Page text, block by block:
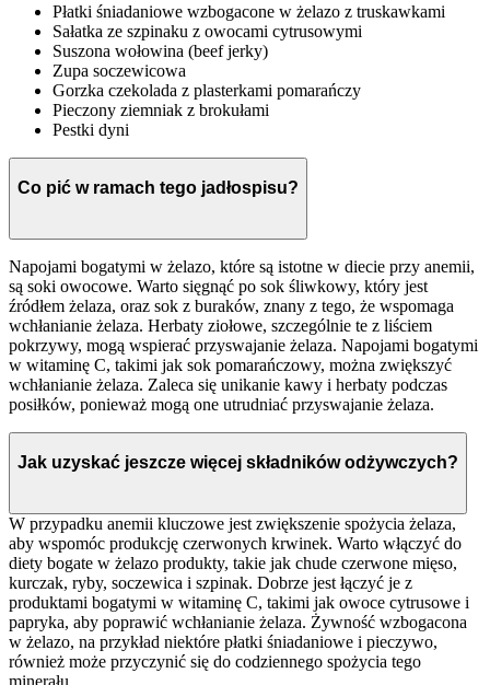
Płatki śniadaniowe wzbogacone w żelazo z truskawkami
Sałatka ze szpinaku z owocami cytrusowymi
Suszona wołowina (beef jerky)
Zupa soczewicowa
Gorzka czekolada z plasterkami pomarańczy
Pieczony ziemniak z brokułami
Pestki dyni
Co pić w ramach tego jadłospisu?
Napojami bogatymi w żelazo, które są istotne w diecie przy anemii,
są soki owocowe. Warto sięgnąć po sok śliwkowy, który jest
źródłem żelaza, oraz sok z buraków, znany z tego, że wspomaga
wchłanianie żelaza. Herbaty ziołowe, szczególnie te z liściem
pokrzywy, mogą wspierać przyswajanie żelaza. Napojami bogatymi
w witaminę C, takimi jak sok pomarańczowy, można zwiększyć
wchłanianie żelaza. Zaleca się unikanie kawy i herbaty podczas
posiłków, ponieważ mogą one utrudniać przyswajanie żelaza.
Jak uzyskać jeszcze więcej składników odżywczych?
W przypadku anemii kluczowe jest zwiększenie spożycia żelaza,
aby wspomóc produkcję czerwonych krwinek. Warto włączyć do
diety bogate w żelazo produkty, takie jak chude czerwone mięso,
kurczak, ryby, soczewica i szpinak. Dobrze jest łączyć je z
produktami bogatymi w witaminę C, takimi jak owoce cytrusowe i
papryka, aby poprawić wchłanianie żelaza. Żywność wzbogacona
w żelazo, na przykład niektóre płatki śniadaniowe i pieczywo,
również może przyczynić się do codziennego spożycia tego